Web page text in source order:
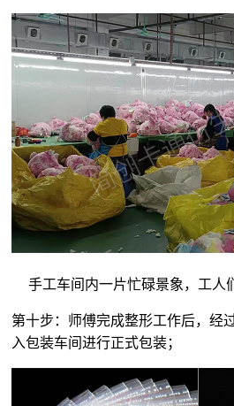
手工车间内一片忙碌景象，工人
第十步：师傅完成整形工作后，经
入包装车间进行正式包装；